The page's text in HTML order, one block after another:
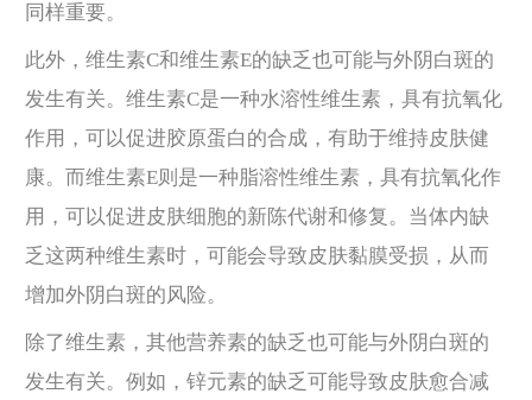
同样重要。
此外，维生素C和维生素E的缺乏也可能与外阴白斑的
发生有关。维生素C是一种水溶性维生素，具有抗氧化
作用，可以促进胶原蛋白的合成，有助于维持皮肤健
康。而维生素E则是一种脂溶性维生素，具有抗氧化作
用，可以促进皮肤细胞的新陈代谢和修复。当体内缺
乏这两种维生素时，可能会导致皮肤黏膜受损，从而
增加外阴白斑的风险。
除了维生素，其他营养素的缺乏也可能与外阴白斑的
发生有关。例如，锌元素的缺乏可能导致皮肤愈合减